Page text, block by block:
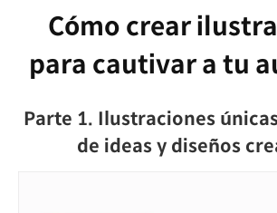
Cómo crear
para cautivar a tu
Parte 1. Ilustraciones
de ideas y diseños